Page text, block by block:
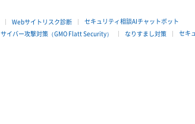
Webサイトリスク診断
セキュリティ相談AIチャットボット
サイバー攻撃対策（GMO Flatt Security） なりすまし対策 セキ